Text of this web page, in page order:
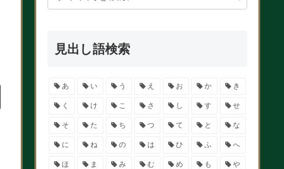
見出し語検索
あ い う え お か き
く け こ さ し す せ
そ た ち つ て と な
に ね の は ひ ふ へ
ほ ま み む め も や